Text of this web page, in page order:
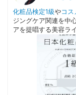
化粧品検定1級やコス
ジングケア関連を中
アを提唱する美容ラ